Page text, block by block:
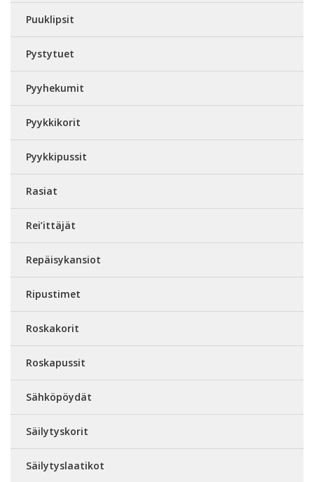
Puuklipsit
Pystytuet
Pyyhekumit
Pyykkikorit
Pyykkipussit
Rasiat
Rei’ittäjät
Repäisykansiot
Ripustimet
Roskakorit
Roskapussit
Sähköpöydät
Säilytyskorit
Säilytyslaatikot